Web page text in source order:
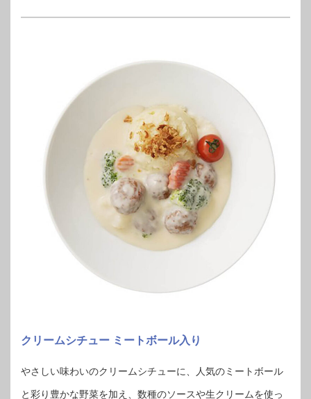
クリームシチュー ミートボール入り
やさしい味わいのクリームシチューに、人気のミートボール
と彩り豊かな野菜を加え、数種のソースや生クリームを使っ